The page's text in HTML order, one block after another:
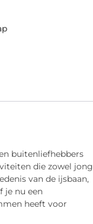
buitenliefhebbers
die zowel jong
van de ijsbaan,
je nu een
heeft voor